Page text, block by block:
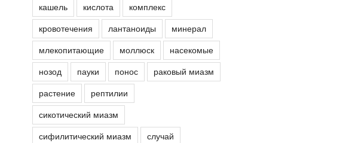
кашель
кислота
комплекс
кровотечения
лантаноиды
минерал
млекопитающие
моллюск
насекомые
нозод
пауки понос
раковый миазм
растение
рептилии
сикотический миазм
сифилитический миазм
случай